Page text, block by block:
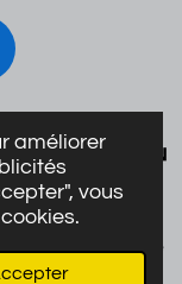
améliorer
vous
| Podologie-fr.be